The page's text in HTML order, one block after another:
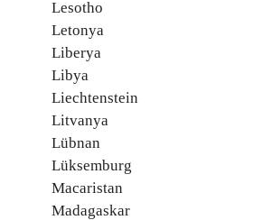
Lesotho
Letonya
Liberya
Libya
Liechtenstein
Litvanya
Lübnan
Lüksemburg
Macaristan
Madagaskar